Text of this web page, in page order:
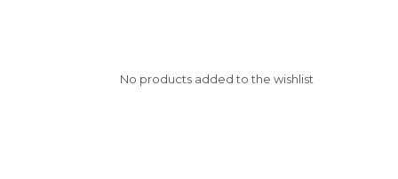
No products added to the wishlist